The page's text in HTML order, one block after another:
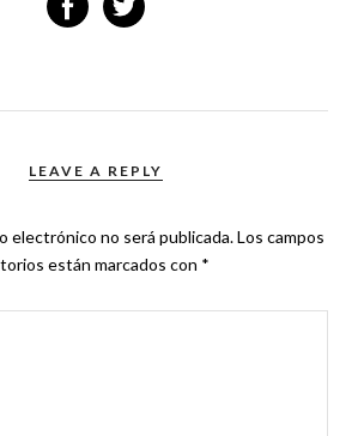
LEAVE A REPLY
electrónico no será publicada.Los campos
están marcados con *